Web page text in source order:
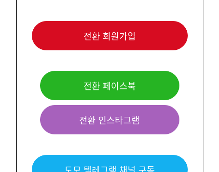
전환 회원가입
전환 페이스북
전환 인스타그램